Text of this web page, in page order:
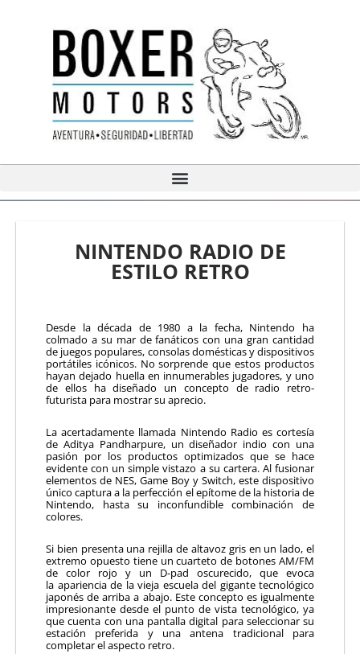
NINTENDO RADIO DE
ESTILO RETRO
Desde la década de 1980 a la fecha, Nintendo ha
colmado a su mar de fanáticos con una gran cantidad
de juegos populares, consolas domésticas y dispositivos
portátiles icónicos. No sorprende que estos productos
hayan dejado huella en innumerables jugadores, y uno
de ellos ha diseñado un concepto de radio retro-
futurista para mostrar su aprecio.
La acertadamente llamada Nintendo Radio es cortesía
de Aditya Pandharpure, un diseñador indio con una
pasión por los productos optimizados que se hace
evidente con un simple vistazo a su cartera. Al fusionar
elementos de NES, Game Boy y Switch, este dispositivo
único captura a la perfección el epítome de la historia de
Nintendo, hasta su inconfundible combinación de
colores.
Si bien presenta una rejilla de altavoz gris en un lado, el
extremo opuesto tiene un cuarteto de botones AM/FM
de color rojo y un D-pad oscurecido, que evoca
la apariencia de la vieja escuela del gigante tecnológico
japonés de arriba a abajo. Este concepto es igualmente
impresionante desde el punto de vista tecnológico, ya
que cuenta con una pantalla digital para seleccionar su
estación preferida y una antena tradicional para
completar el aspecto retro.